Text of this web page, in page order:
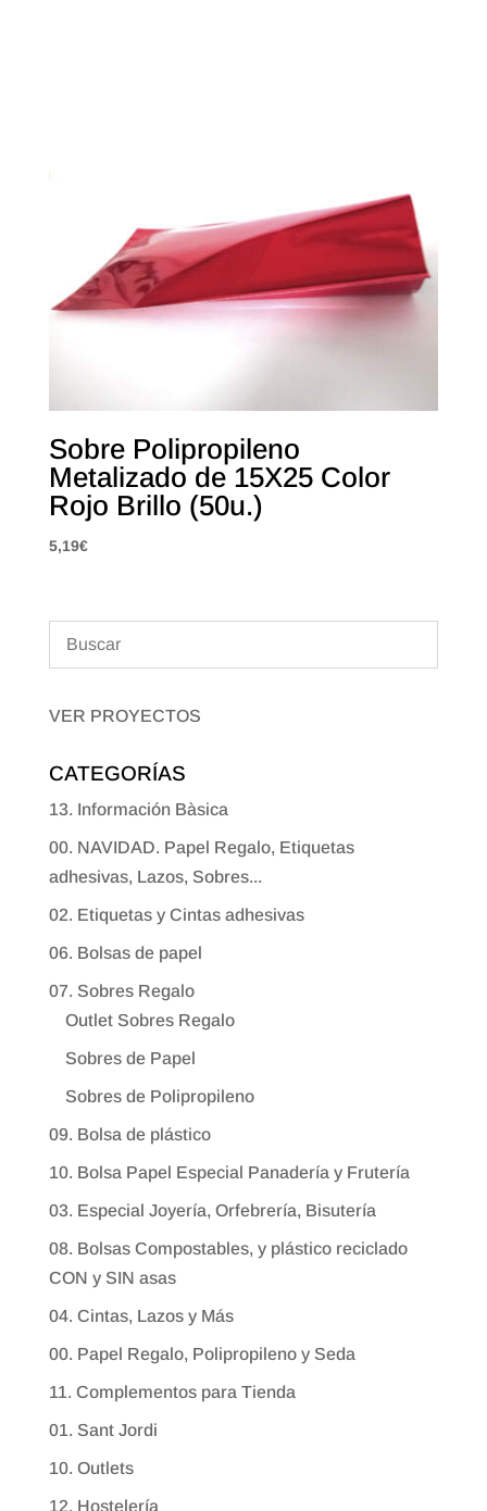
Sobre Polipropileno
Metalizado de 15X25 Color
Rojo Brillo (50u.)
5,19€
VER PROYECTOS
CATEGORÍAS
13. Información Bàsica
00. NAVIDAD. Papel Regalo, Etiquetas
adhesivas, Lazos, Sobres...
02. Etiquetas y Cintas adhesivas
06. Bolsas de papel
07. Sobres Regalo
Outlet Sobres Regalo
Sobres de Papel
Sobres de Polipropileno
09. Bolsa de plástico
10. Bolsa Papel Especial Panadería y Frutería
03. Especial Joyería, Orfebrería, Bisutería
08. Bolsas Compostables, y plástico reciclado
CON y SIN asas
04. Cintas, Lazos y Más
00. Papel Regalo, Polipropileno y Seda
11. Complementos para Tienda
01. Sant Jordi
10. Outlets
12. Hostelería